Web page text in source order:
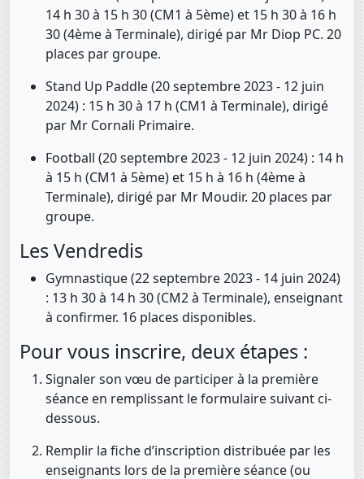
14 h 30 à 15 h 30 (CM1 à 5ème) et 15 h 30 à 16 h
30 (4ème à Terminale), dirigé par Mr Diop PC. 20
places par groupe.
Stand Up Paddle (20 septembre 2023 - 12 juin
2024) : 15 h 30 à 17 h (CM1 à Terminale), dirigé
par Mr Cornali Primaire.
Football (20 septembre 2023 - 12 juin 2024) : 14 h
à 15 h (CM1 à 5ème) et 15 h à 16 h (4ème à
Terminale), dirigé par Mr Moudir. 20 places par
groupe.
Les Vendredis
Gymnastique (22 septembre 2023 - 14 juin 2024)
: 13 h 30 à 14 h 30 (CM2 à Terminale), enseignant
à confirmer. 16 places disponibles.
Pour vous inscrire, deux étapes :
Signaler son vœu de participer à la première
séance en remplissant le formulaire suivant ci-
dessous.
Remplir la fiche d’inscription distribuée par les
enseignants lors de la première séance (ou